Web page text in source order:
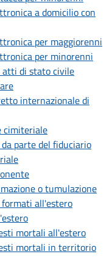
a domicilio con
per maggiorenni
per minorenni
atti di stato civile
internazionale di
cimiteriale
parte del fiduciario
o tumulazione
all'estero
mortali all'estero
mortali in territorio